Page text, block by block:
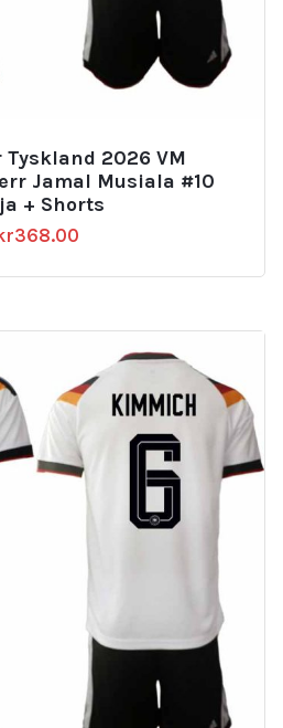
2026 VM
Jamal Musiala #10
+ Shorts
368.00